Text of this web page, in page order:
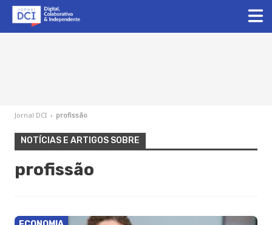
Jornal DCI › profissão
NOTÍCIAS E ARTIGOS SOBRE
profissão